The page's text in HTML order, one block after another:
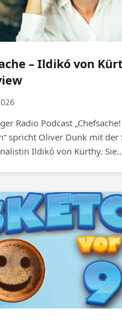
– Ildikó von
Radio Podcast
spricht Oliver Dunk mit
Ildikó von Kürthy.